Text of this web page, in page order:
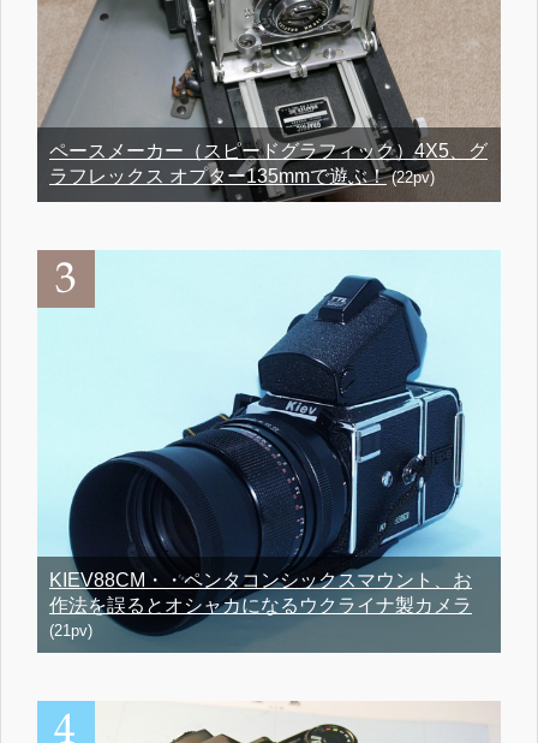
ペースメーカー（スピードグラフィック）4X5、グ
ラフレックス オプター135mmで遊ぶ！(22pv)
KIEV88CM・・ペンタコンシックスマウント、お
作法を誤るとオシャカになるウクライナ製カメラ
(21pv)